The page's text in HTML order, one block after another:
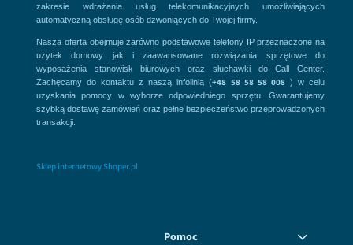
zakresie wdrażania usług telekomunikacyjnych umożliwiających
automatyczną obsługę osób dzwoniących do Twojej firmy.
Nasza oferta obejmuje zarówno podstawowe telefony IP przeznaczone na
użytek domowy jak i zaawansowane rozwiązania sprzętowe do
wyposażenia stanowisk biurowych oraz słuchawki do Call Center.
Zachęcamy do kontaktu z naszą infolinią (+48 58 58 58 008) w celu
uzyskania pomocy w wyborze odpowiedniego sprzętu. Gwarantujemy
szybką dostawę zamówień oraz pełne bezpieczeństwo przeprowadzonych
transakcji.
Sklep internetowy Shoper.pl
Pomoc